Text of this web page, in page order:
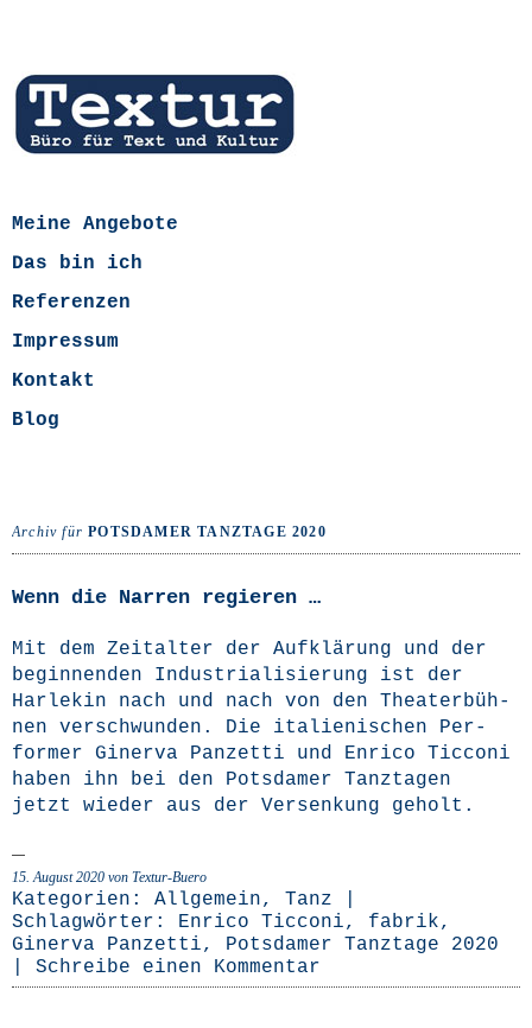
Meine Angebote
Das bin ich
Referenzen
Impressum
Kontakt
Blog
Archiv fürPOTSDAMER TANZTAGE 2020
Wenn die Narren regieren …
Mit dem Zeit­al­ter der Auf­klä­rung und der
begin­nen­den Indus­tria­li­sie­rung ist der
Har­le­kin nach und nach von den Thea­ter­büh­
nen ver­schwun­den. Die ita­lie­ni­schen Per­
for­mer Giner­va Pan­zet­ti und Enri­co Tic­co­ni
haben ihn bei den Pots­da­mer Tanz­ta­gen
jetzt wie­der aus der Ver­sen­kung geholt.
15. August 2020 von Textur-Buero
Kategorien: Allgemein, Tanz
Schlagwörter: Enrico Ticconi, fabrik,
Ginerva Panzetti, Potsdamer Tanztage 2020
Schreibe einen Kommentar